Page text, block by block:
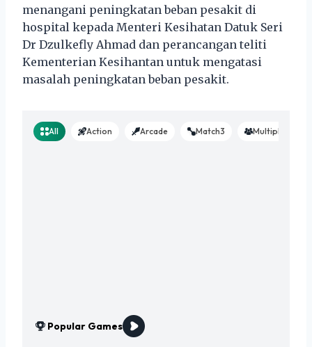
menangani peningkatan beban pesakit di
hospital kepada Menteri Kesihatan Datuk Seri
Dr Dzulkefly Ahmad dan perancangan teliti
Kementerian Kesihantan untuk mengatasi
masalah peningkatan beban pesakit.